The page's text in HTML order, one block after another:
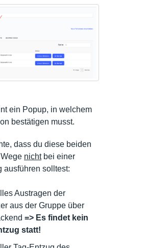
ein Popup, in welchem
bestätigen musst.
dass du diese beiden
nichtbei einer
ausführen solltest:
Austragen der
aus der Gruppe über
=> Es findet kein
statt!